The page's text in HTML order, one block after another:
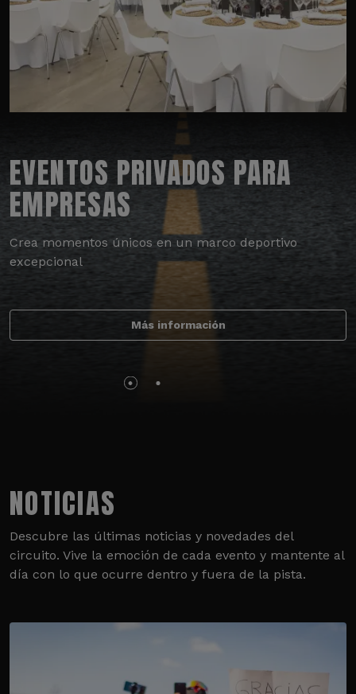
EVENTOS PRIVADOS PARA
EMPRESAS
Crea momentos únicos en un marco deportivo
excepcional
Más información
NOTICIAS
Descubre las últimas noticias y novedades del
circuito. Vive la emoción de cada evento y mantente al
día con lo que ocurre dentro y fuera de la pista.